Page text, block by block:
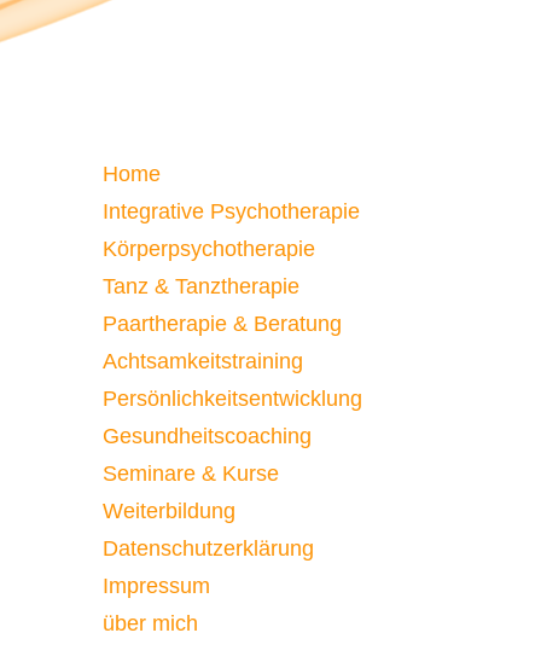
Home
Integrative Psychotherapie
Körperpsychotherapie
Tanz & Tanztherapie
Paartherapie & Beratung
Achtsamkeitstraining
Persönlichkeitsentwicklung
Gesundheitscoaching
Seminare & Kurse
Weiterbildung
Datenschutzerklärung
Impressum
über mich